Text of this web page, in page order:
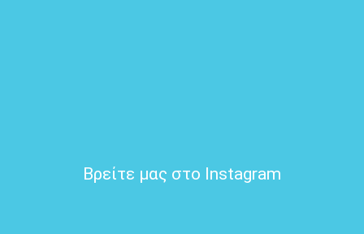
Βρείτε μας στο Instagram